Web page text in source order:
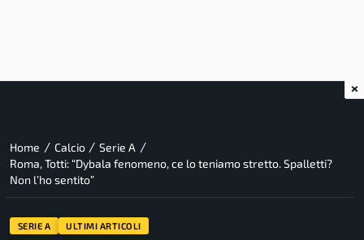
Home / Calcio / Serie A /
Roma, Totti: “Dybala fenomeno, ce lo teniamo stretto. Spalletti?
Non l’ho sentito”
SERIE A ULTIMI ARTICOLI
×